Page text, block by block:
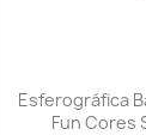

Esferográfica
Fun Cores